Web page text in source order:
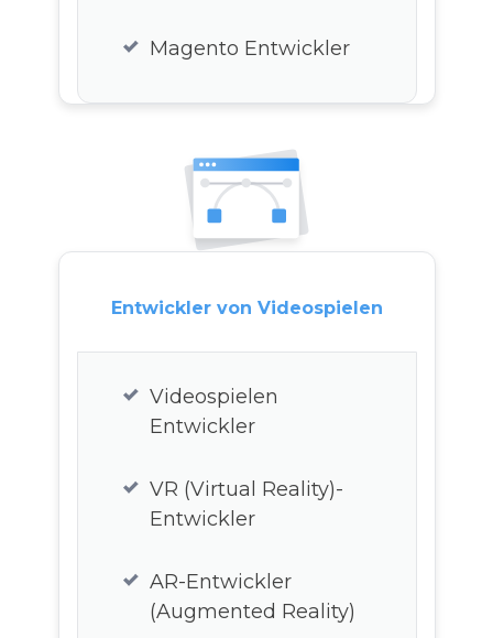
Entwickler
Azure Entwickler
Linux Entwickler
R Entwickler
Peri Entwickler
Magento Entwickler
Entwickler von Videospielen
Videospielen
Entwickler
VR (Virtual Reality)-
Entwickler
AR-Entwickler
(Augmented Reality)